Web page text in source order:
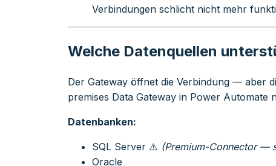
Verbindungen schlicht nicht mehr
Welche Datenquellen
Der Gateway öffnet die Verbindung — aber
premises Data Gateway in Power Automate
Datenbanken:
SQL Server ⚠️ (Premium-Connector —
Oracle